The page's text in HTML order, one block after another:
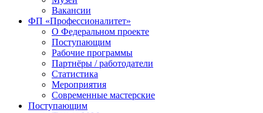
Вакансии
ФП «Профессионалитет»
О Федеральном проекте
Поступающим
Рабочие программы
Партнёры / работодатели
Статистика
Мероприятия
Современные мастерские
Поступающим